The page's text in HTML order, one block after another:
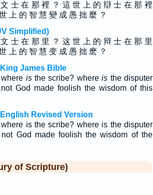
士 在 那 裡 ？ 這 世 上 的 辯 士 在 那 裡
上 的 智 慧 變 成 愚 拙 麼 ？
Simplified)
士 在 那 里 ？ 这 世 上 的 辩 士 在 那 里
上 的 智 慧 变 成 愚 拙 麽 ？
James Bible
isthe scribe? whereis the disputer
God made foolish the wisdom of this
Revised Version
is the scribe? where is the disputer
God made foolish the wisdom of the
of Scripture)